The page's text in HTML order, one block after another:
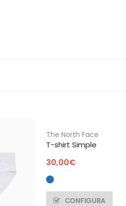
The North Face
T-shirt Simple
30,00€
CONFIGURA